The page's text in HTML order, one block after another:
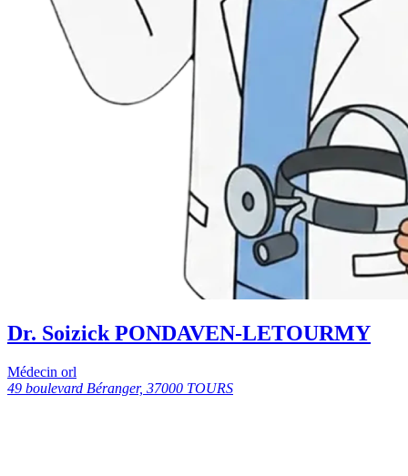
Dr. Soizick PONDAVEN-LETOURMY
Médecin orl
49 boulevard Béranger, 37000 TOURS